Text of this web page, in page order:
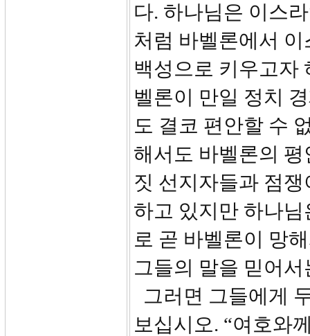
다. 하나님은 이스
처럼 바벨론에서
백성으로 키우고자
벨론이 만일 정치
도 결코 편안할 수
해서도 바벨론의
짓 선지자들과 점
하고 있지만 하나
로 곧 바벨론이 망
그들의 말을 믿어
그러면 그들에게
보십시오. “여호와